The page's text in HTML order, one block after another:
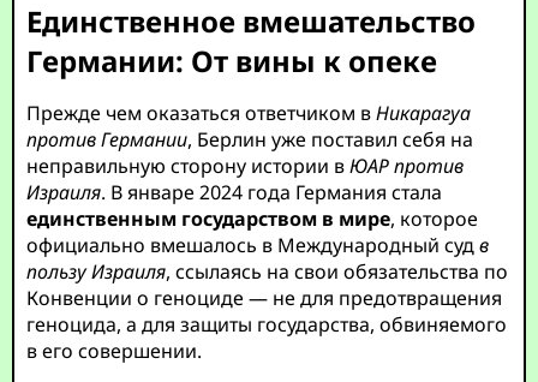
Единственное вмешательство
Германии: От вины к опеке
Прежде чем оказаться ответчиком вНикарагуа
против Германии, Берлин уже поставил себя на
неправильную сторону истории вЮАР против
Израиля. В январе 2024 года Германия стала
единственным государством в мире, которое
официально вмешалось в Международный судв
пользу Израиля, ссылаясь на свои обязательства по
Конвенции о геноциде — не для предотвращения
геноцида, а для защиты государства, обвиняемого
в его совершении.